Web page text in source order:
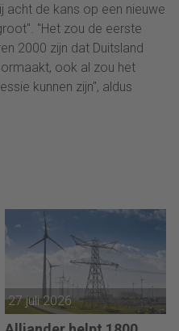
acht de kans op een nieuwe
"Het zou de eerste
2000 zijn dat Duitsland
ook al zou het
kunnen zijn", aldus
27 juli 2026